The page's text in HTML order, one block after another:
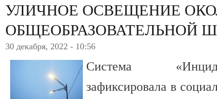
УЛИЧНОЕ ОСВЕЩЕНИЕ
ОБЩЕОБРАЗОВАТЕЛЬНОЙ
30 декабря, 2022 - 10:56
Система
зафиксировала в